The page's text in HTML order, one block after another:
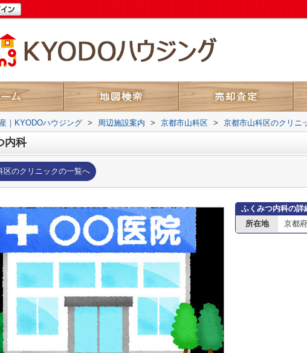
｜KYODOハウジング > 周辺施設案内 > 京都市山科区 > 京都市山科区のクリニ
内科
区のクリニックの一覧へ
ふくみつ内科の詳
所在地
京都